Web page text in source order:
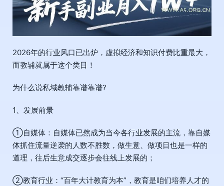
2026年的行业风口已出炉，虚拟经济和知识付费比重最大，
而教辅就属于这个类目！
为什么说私域教辅靠谱靠谱?
1、发展前景
①自媒体：自媒体已然成为当今各行业发展的主流，靠自媒
体抓住流量逆袭的人数不胜数，做生意、做项目也是一样的
道理，往后生意成交逐步会往线上发展的；
②教育行业：“百年大计教育为本”，教育是咱们培养人才的